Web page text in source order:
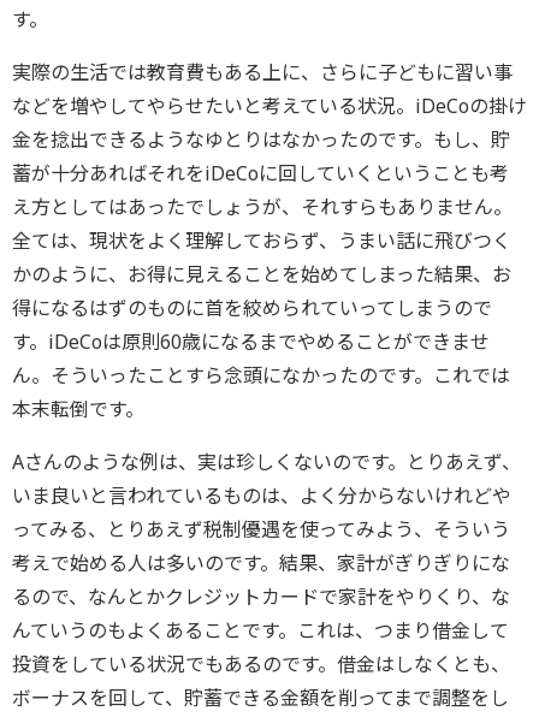
す。
実際の生活では教育費もある上に、さらに子どもに習い事
などを増やしてやらせたいと考えている状況。iDeCoの掛け
金を捻出できるようなゆとりはなかったのです。もし、貯
蓄が十分あればそれをiDeCoに回していくということも考
え方としてはあったでしょうが、それすらもありません。
全ては、現状をよく理解しておらず、うまい話に飛びつく
かのように、お得に見えることを始めてしまった結果、お
得になるはずのものに首を絞められていってしまうので
す。iDeCoは原則60歳になるまでやめることができませ
ん。そういったことすら念頭になかったのです。これでは
本末転倒です。
Aさんのような例は、実は珍しくないのです。とりあえず、
いま良いと言われているものは、よく分からないけれどや
ってみる、とりあえず税制優遇を使ってみよう、そういう
考えで始める人は多いのです。結果、家計がぎりぎりにな
るので、なんとかクレジットカードで家計をやりくり、な
んていうのもよくあることです。これは、つまり借金して
投資をしている状況でもあるのです。借金はしなくとも、
ボーナスを回して、貯蓄できる金額を削ってまで調整をし